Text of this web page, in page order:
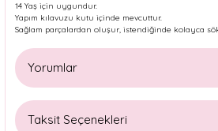
14 Yaş için uygundur.
Yapım kılavuzu kutu içinde mevcuttur.
Sağlam parçalardan oluşur, istendiğinde kolayca
Yorumlar
Taksit Seçenekleri